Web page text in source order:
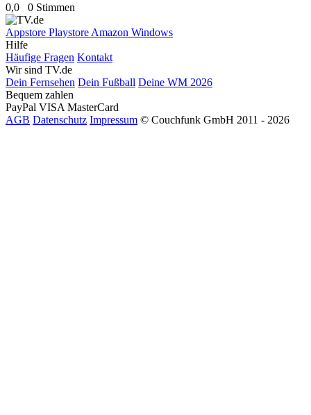
0,0 0 Stimmen
Appstore Playstore Amazon Windows
Hilfe
Häufige Fragen Kontakt
Wir sind TV.de
Dein Fernsehen Dein Fußball Deine WM 2026
Bequem zahlen
PayPal VISA MasterCard
AGB Datenschutz Impressum © Couchfunk GmbH 2011 - 2026